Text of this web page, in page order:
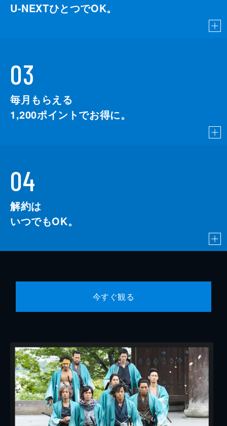
U-NEXTひとつでOK。
03
毎月もらえる
1,200ポイントでお得に。
04
解約は
いつでもOK。
今すぐ観る